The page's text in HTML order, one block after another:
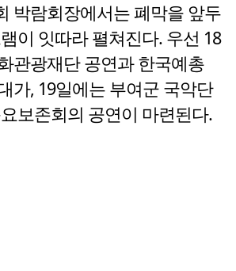
박람회장에서는 폐막을 앞두
이 잇따라 펼쳐진다. 우선 18
관광재단 공연과 한국예총
가, 19일에는 부여군 국악단
보존회의 공연이 마련된다.